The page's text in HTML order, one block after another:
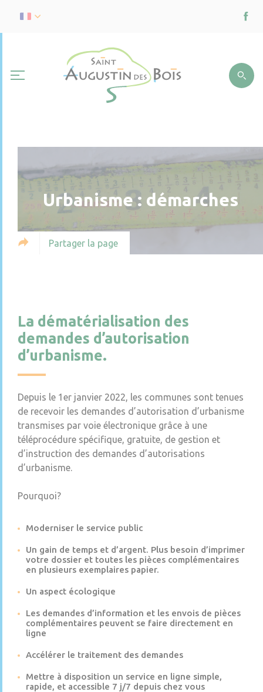
Urbanisme : démarches
Partager la page
La dématérialisation des
demandes d’autorisation
d’urbanisme.
Depuis le 1er janvier 2022, les communes sont tenues
de recevoir les demandes d’autorisation d’urbanisme
transmises par voie électronique grâce à une
téléprocédure spécifique, gratuite, de gestion et
d’instruction des demandes d’autorisations
d’urbanisme.
Pourquoi?
Moderniser le service public
Un gain de temps et d’argent. Plus besoin d’imprimer
votre dossier et toutes les pièces complémentaires
en plusieurs exemplaires papier.
Un aspect écologique
Les demandes d’information et les envois de pièces
complémentaires peuvent se faire directement en
ligne
Accélérer le traitement des demandes
Mettre à disposition un service en ligne simple,
rapide, et accessible 7 j/7 depuis chez vous